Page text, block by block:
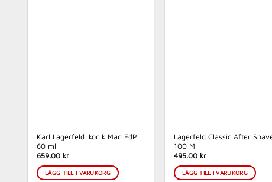
Karl Lagerfeld Ikonik Man EdP
60 ml
659.00 kr
LÄGG TILL I VARUKORG
Lagerfeld Classic After
100 Ml
495.00 kr
LÄGG TILL I VARUKORG